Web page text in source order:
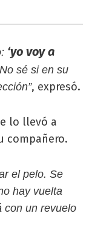
‘yo voy a
sé si en su
, expresó.
lo llevó a
compañero.
el pelo. Se
hay vuelta
con un revuelo